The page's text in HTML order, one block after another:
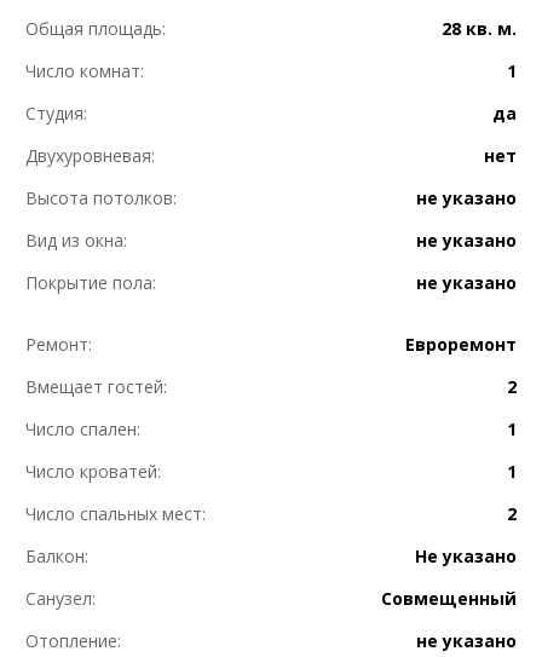
Общая площадь:
28 кв. м.
Число комнат:
1
Студия:
да
Двухуровневая:
нет
Высота потолков:
не указано
Вид из окна:
не указано
Покрытие пола:
не указано
Ремонт:
Евроремонт
Вмещает гостей:
2
Число спален:
1
Число кроватей:
1
Число спальных мест:
2
Балкон:
Не указано
Санузел:
Совмещенный
Отопление:
не указано